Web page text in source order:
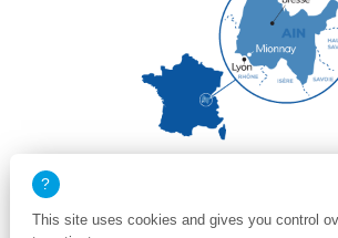
le vendredi de 8h30 à 12h et de
This site uses cookies and gives you control